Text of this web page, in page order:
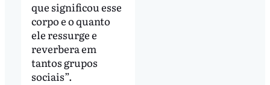
que significou esse
corpo e o quanto
ele ressurge e
reverbera em
tantos grupos
sociais”.